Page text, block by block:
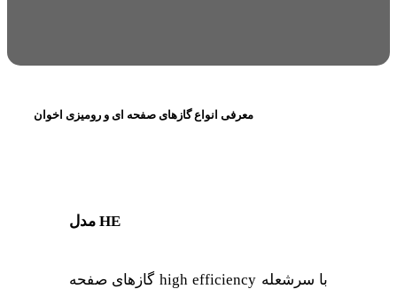
معرفی انواع گازهای صفحه ای و رومیزی اخوان
مدل HE
گازهای صفحه high efficiency با سرشعله